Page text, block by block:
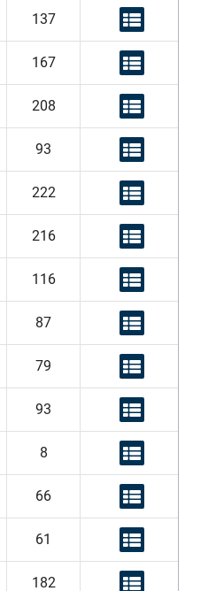
137
167
208
93
222
216
116
87
79
93
8
66
61
182